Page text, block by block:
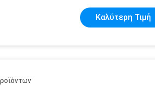
Καλύτερη Τιμή